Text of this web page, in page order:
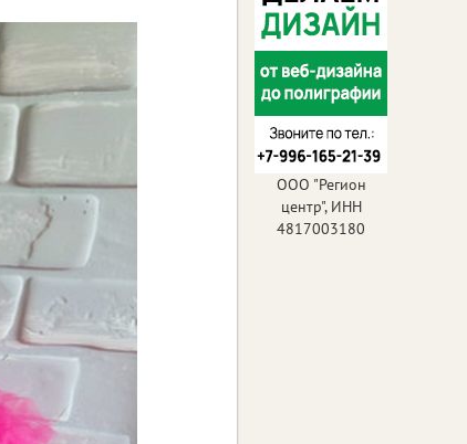
ООО "Регион
центр", ИНН
4817003180